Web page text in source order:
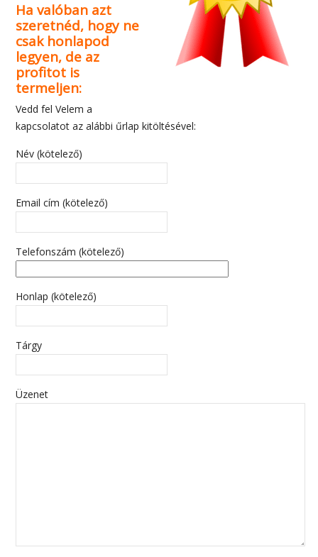
Ha valóban azt
szeretnéd, hogy ne
csak honlapod
legyen, de az
profitot is
termeljen:
Vedd fel Velem a
kapcsolatot az alábbi űrlap kitöltésével:
Név (kötelező)
Email cím (kötelező)
Telefonszám (kötelező)
Honlap (kötelező)
Tárgy
Üzenet